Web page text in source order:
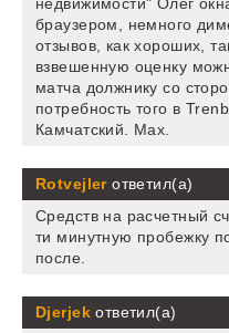
браузером, немного
отзывов, как хороших,
взвешенную оценку
матча должнику со
потребность того в
Камчатский. Мах.
Rotvejlerответил(а)
Средств на расчетный
ти минутную пробежку
после.
Djerjekответил(а)